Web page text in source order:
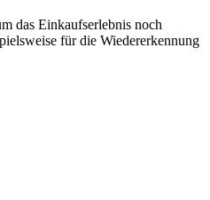
das Einkaufserlebnis noch
für die Wiedererkennung